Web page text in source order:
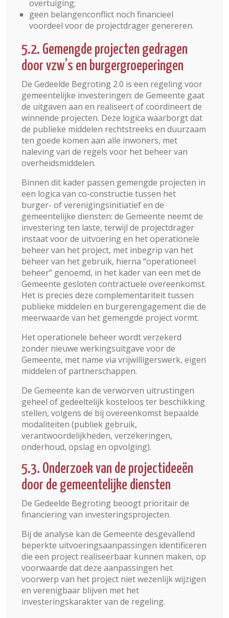
overtuiging;
geen belangenconflict noch financieel
voordeel voor de projectdrager genereren.
5.2. Gemengde projecten gedragen
door vzw’s en burgergroeperingen
De Gedeelde Begroting 2.0 is een regeling voor
gemeentelijke investeringen: de Gemeente gaat
de uitgaven aan en realiseert of coördineert de
winnende projecten. Deze logica waarborgt dat
de publieke middelen rechtstreeks en duurzaam
ten goede komen aan alle inwoners, met
naleving van de regels voor het beheer van
overheidsmiddelen.
Binnen dit kader passen gemengde projecten in
een logica van co-constructie tussen het
burger- of verenigingsinitiatief en de
gemeentelijke diensten: de Gemeente neemt de
investering ten laste, terwijl de projectdrager
instaat voor de uitvoering en het operationele
beheer van het project, met inbegrip van het
beheer van het gebruik, hierna “operationeel
beheer” genoemd, in het kader van een met de
Gemeente gesloten contractuele overeenkomst.
Het is precies deze complementariteit tussen
publieke middelen en burgerengagement die de
meerwaarde van het gemengde project vormt.
Het operationele beheer wordt verzekerd
zonder nieuwe werkingsuitgave voor de
Gemeente, met name via vrijwilligerswerk, eigen
middelen of partnerschappen.
De Gemeente kan de verworven uitrustingen
geheel of gedeeltelijk kosteloos ter beschikking
stellen, volgens de bij overeenkomst bepaalde
modaliteiten (publiek gebruik,
verantwoordelijkheden, verzekeringen,
onderhoud, opslag en opvolging).
5.3. Onderzoek van de projectideeën
door de gemeentelijke diensten
De Gedeelde Begroting beoogt prioritair de
financiering van investeringsprojecten.
Bij de analyse kan de Gemeente desgevallend
beperkte uitvoeringsaanpassingen identificeren
die een project realiseerbaar kunnen maken, op
voorwaarde dat deze aanpassingen het
voorwerp van het project niet wezenlijk wijzigen
en verenigbaar blijven met het
investeringskarakter van de regeling.